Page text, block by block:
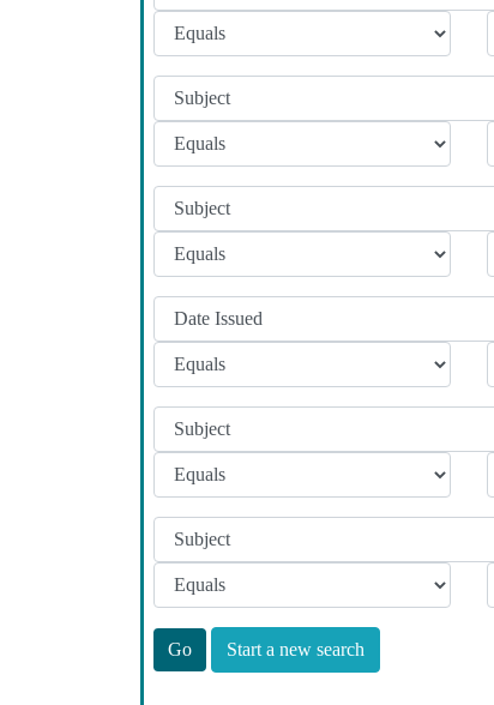
Start a new search